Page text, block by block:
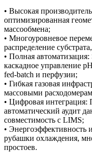
• Высокая
оптимизированная
массообмена;
• Многоуровневое
распределение
• Полная
каскадное управление
fed-batch и перфузии;
• Гибкая газовая
массовыми
• Цифровая
автоматический аудит
совместимость с LIMS;
• Энергоэффективность
рубашки охлаждения,
простоев.